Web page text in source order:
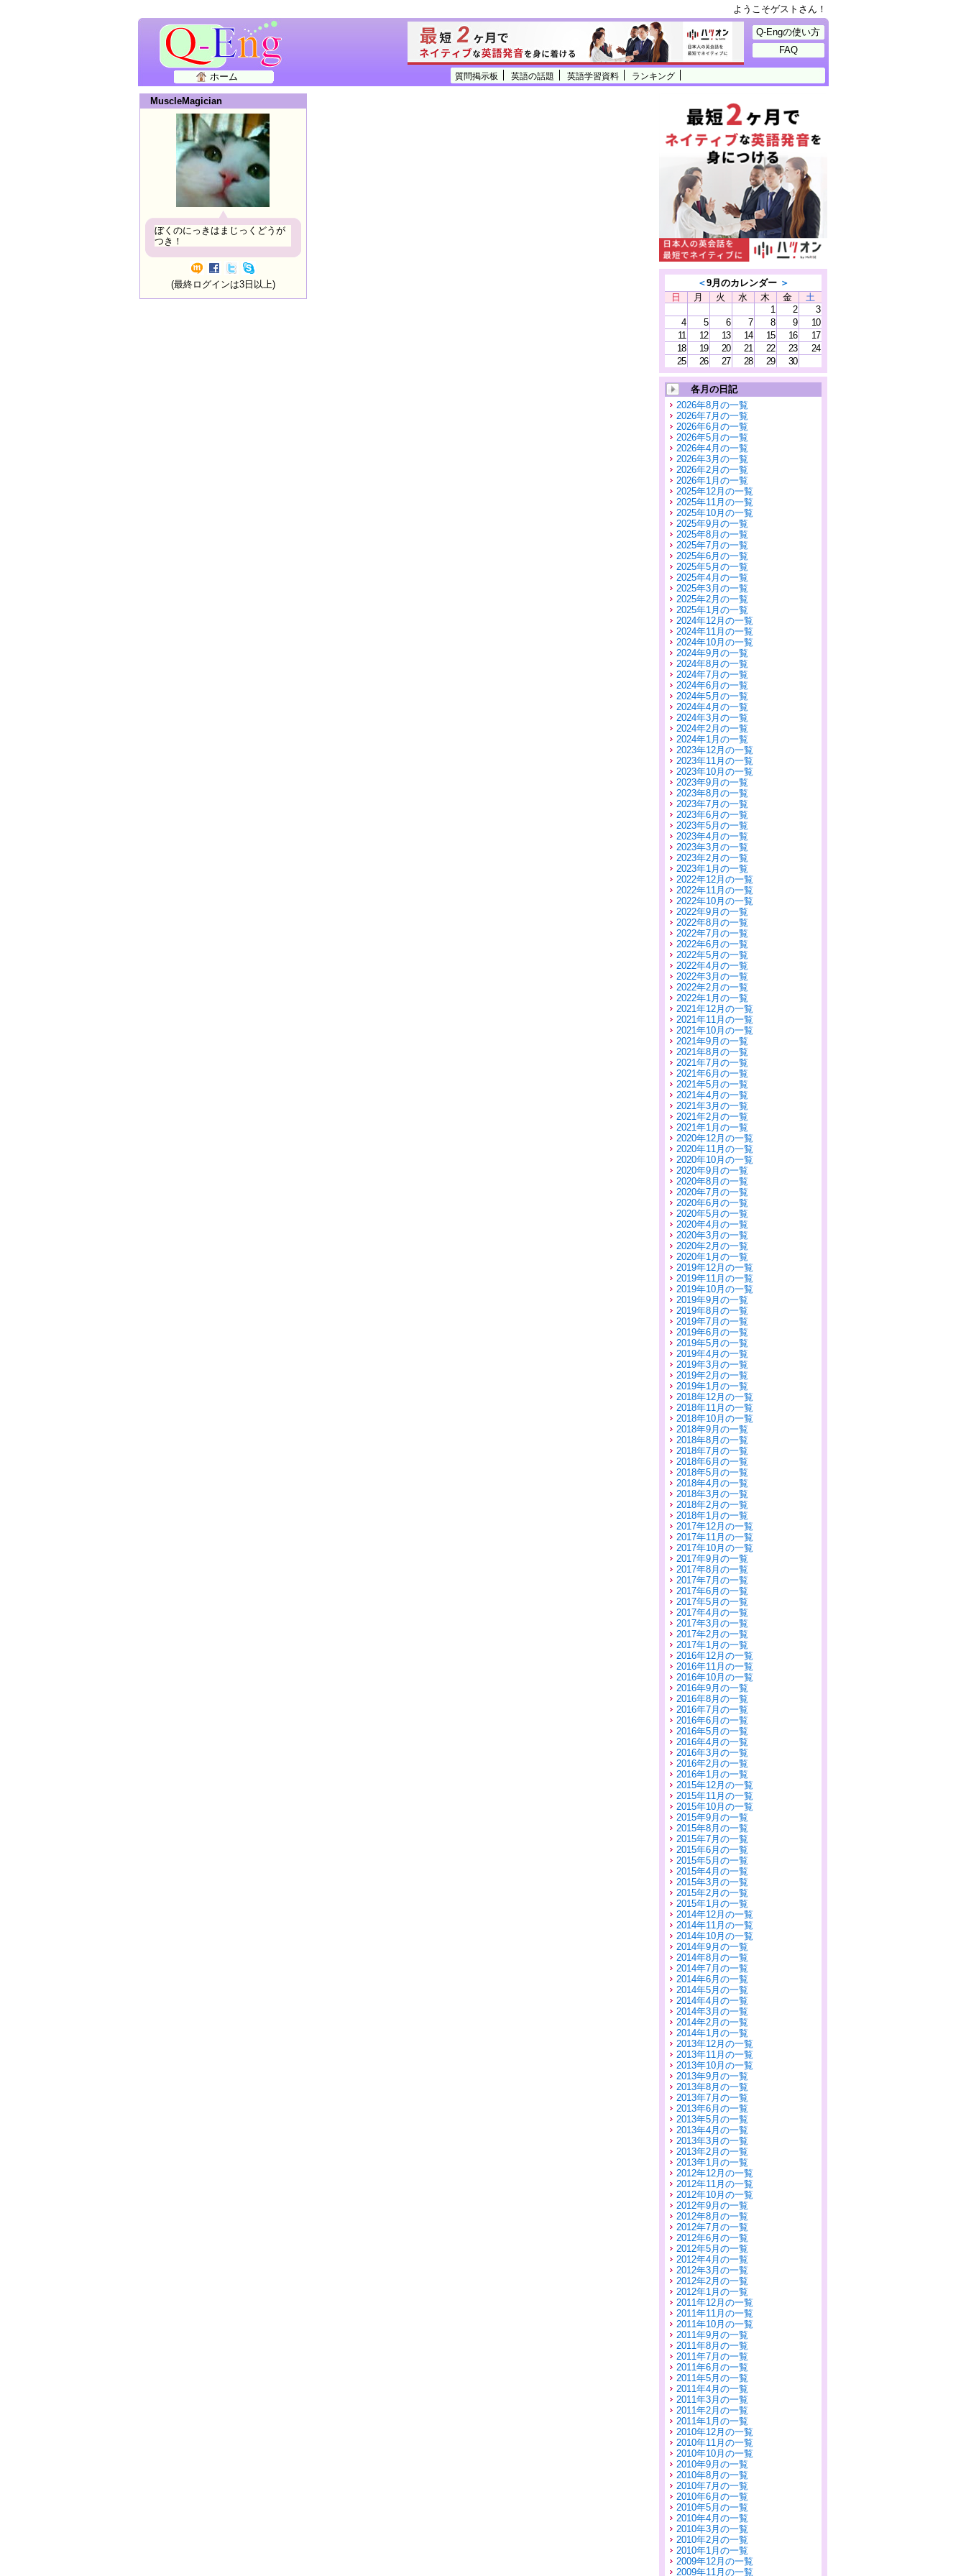
ようこそゲストさん！
質問掲示板 英語の話題 英語学習資料 ランキング
ホーム
Q-Engの使い方
FAQ
MuscleMagician
ぼくのにっきはまじっくどうが
つき！
(最終ログインは3日以上) ＜9月のカレンダー ＞
日
月 火 水 木 金
土
1
2
3
4
5 6 7 8 9
10
11
12 13 14 15 16
17
18
19 20 21 22 23
24
25
26 27 28 29 30
各月の日記
2026年8月の一覧
2026年7月の一覧
2026年6月の一覧
2026年5月の一覧
2026年4月の一覧
2026年3月の一覧
2026年2月の一覧
2026年1月の一覧
2025年12月の一覧
2025年11月の一覧
2025年10月の一覧
2025年9月の一覧
2025年8月の一覧
2025年7月の一覧
2025年6月の一覧
2025年5月の一覧
2025年4月の一覧
2025年3月の一覧
2025年2月の一覧
2025年1月の一覧
2024年12月の一覧
2024年11月の一覧
2024年10月の一覧
2024年9月の一覧
2024年8月の一覧
2024年7月の一覧
2024年6月の一覧
2024年5月の一覧
2024年4月の一覧
2024年3月の一覧
2024年2月の一覧
2024年1月の一覧
2023年12月の一覧
2023年11月の一覧
2023年10月の一覧
2023年9月の一覧
2023年8月の一覧
2023年7月の一覧
2023年6月の一覧
2023年5月の一覧
2023年4月の一覧
2023年3月の一覧
2023年2月の一覧
2023年1月の一覧
2022年12月の一覧
2022年11月の一覧
2022年10月の一覧
2022年9月の一覧
2022年8月の一覧
2022年7月の一覧
2022年6月の一覧
2022年5月の一覧
2022年4月の一覧
2022年3月の一覧
2022年2月の一覧
2022年1月の一覧
2021年12月の一覧
2021年11月の一覧
2021年10月の一覧
2021年9月の一覧
2021年8月の一覧
2021年7月の一覧
2021年6月の一覧
2021年5月の一覧
2021年4月の一覧
2021年3月の一覧
2021年2月の一覧
2021年1月の一覧
2020年12月の一覧
2020年11月の一覧
2020年10月の一覧
2020年9月の一覧
2020年8月の一覧
2020年7月の一覧
2020年6月の一覧
2020年5月の一覧
2020年4月の一覧
2020年3月の一覧
2020年2月の一覧
2020年1月の一覧
2019年12月の一覧
2019年11月の一覧
2019年10月の一覧
2019年9月の一覧
2019年8月の一覧
2019年7月の一覧
2019年6月の一覧
2019年5月の一覧
2019年4月の一覧
2019年3月の一覧
2019年2月の一覧
2019年1月の一覧
2018年12月の一覧
2018年11月の一覧
2018年10月の一覧
2018年9月の一覧
2018年8月の一覧
2018年7月の一覧
2018年6月の一覧
2018年5月の一覧
2018年4月の一覧
2018年3月の一覧
2018年2月の一覧
2018年1月の一覧
2017年12月の一覧
2017年11月の一覧
2017年10月の一覧
2017年9月の一覧
2017年8月の一覧
2017年7月の一覧
2017年6月の一覧
2017年5月の一覧
2017年4月の一覧
2017年3月の一覧
2017年2月の一覧
2017年1月の一覧
2016年12月の一覧
2016年11月の一覧
2016年10月の一覧
2016年9月の一覧
2016年8月の一覧
2016年7月の一覧
2016年6月の一覧
2016年5月の一覧
2016年4月の一覧
2016年3月の一覧
2016年2月の一覧
2016年1月の一覧
2015年12月の一覧
2015年11月の一覧
2015年10月の一覧
2015年9月の一覧
2015年8月の一覧
2015年7月の一覧
2015年6月の一覧
2015年5月の一覧
2015年4月の一覧
2015年3月の一覧
2015年2月の一覧
2015年1月の一覧
2014年12月の一覧
2014年11月の一覧
2014年10月の一覧
2014年9月の一覧
2014年8月の一覧
2014年7月の一覧
2014年6月の一覧
2014年5月の一覧
2014年4月の一覧
2014年3月の一覧
2014年2月の一覧
2014年1月の一覧
2013年12月の一覧
2013年11月の一覧
2013年10月の一覧
2013年9月の一覧
2013年8月の一覧
2013年7月の一覧
2013年6月の一覧
2013年5月の一覧
2013年4月の一覧
2013年3月の一覧
2013年2月の一覧
2013年1月の一覧
2012年12月の一覧
2012年11月の一覧
2012年10月の一覧
2012年9月の一覧
2012年8月の一覧
2012年7月の一覧
2012年6月の一覧
2012年5月の一覧
2012年4月の一覧
2012年3月の一覧
2012年2月の一覧
2012年1月の一覧
2011年12月の一覧
2011年11月の一覧
2011年10月の一覧
2011年9月の一覧
2011年8月の一覧
2011年7月の一覧
2011年6月の一覧
2011年5月の一覧
2011年4月の一覧
2011年3月の一覧
2011年2月の一覧
2011年1月の一覧
2010年12月の一覧
2010年11月の一覧
2010年10月の一覧
2010年9月の一覧
2010年8月の一覧
2010年7月の一覧
2010年6月の一覧
2010年5月の一覧
2010年4月の一覧
2010年3月の一覧
2010年2月の一覧
2010年1月の一覧
2009年12月の一覧
2009年11月の一覧